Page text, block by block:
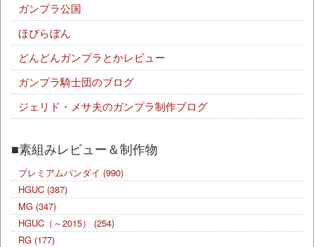
ガンプラ公国
ほびらぼん
どんどんガンプラとかレビュー
ガンプラ騎士団のブログ
ジェリド・メサ夫のガンプラ制作ブログ
■素組みレビュー＆制作物
プレミアムバンダイ (990)
HGUC (387)
MG (347)
HGUC（～2015）
(254)
RG (177)